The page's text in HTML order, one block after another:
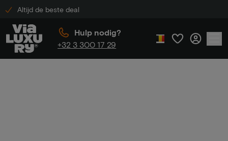
Altijd de beste deal
Hulp nodig?
+32 3 300 17 29